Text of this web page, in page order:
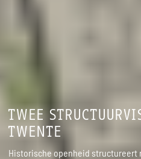
TWEE
TWENTE
Historische openheid structureert